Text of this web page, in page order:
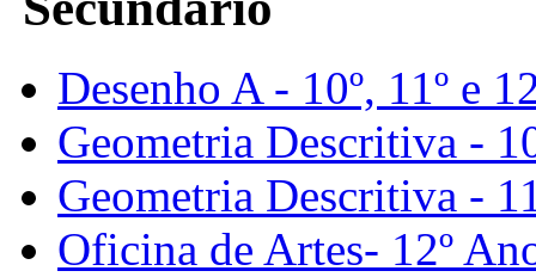
Desenho A - 10º, 11º e
Geometria Descritiva -
Geometria Descritiva -
Oficina de Artes- 12º